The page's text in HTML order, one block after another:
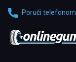
Poruči telefonom